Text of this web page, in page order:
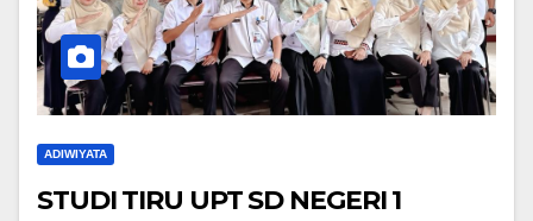
ADIWIYATA
STUDI TIRU UPT SD NEGERI 1